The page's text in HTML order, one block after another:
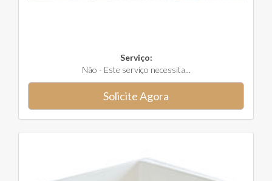
Serviço:
Não - Este serviço necessita...
Solicite Agora